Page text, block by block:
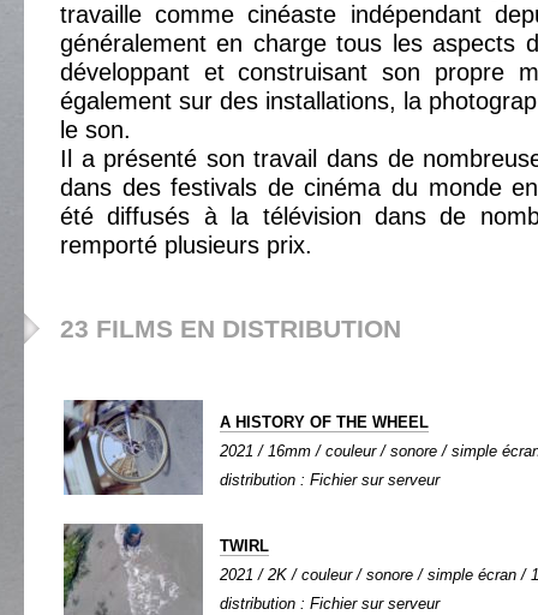
travaille comme cinéaste indépendant
généralement en charge tous les aspects
développant et construisant son propre
également sur des installations, la
le son.
Il a présenté son travail dans de
dans des festivals de cinéma du monde
été diffusés à la télévision dans de
remporté plusieurs prix.
23 FILMS EN DISTRIBUTION
A HISTORY OF THE WHEEL
2021 / 16mm / couleur / sonore / simple
distribution : Fichier sur serveur
TWIRL
2021 / 2K / couleur / sonore / simple écran /
distribution : Fichier sur serveur